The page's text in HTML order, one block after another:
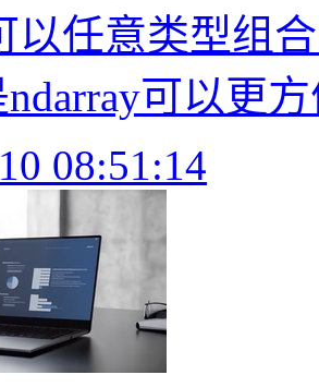
以任意类型组
可以更
08:51:14